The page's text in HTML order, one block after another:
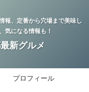
報、定番から穴場まで美味し
気になる情報も！
新グルメ
プロフィール